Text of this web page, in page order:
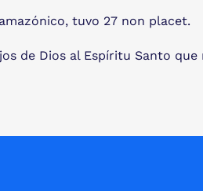
tuvo 27 non placet.
de Dios al Espíritu Santo